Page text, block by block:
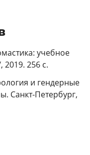
учебное
256 с.
и гендерные
Санкт-Петербург,